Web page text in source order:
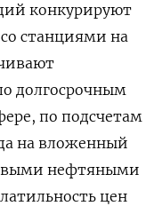
конкурируют
станциями на
долгосрочным
по подсчетам
на вложенный
нефтяными
цен